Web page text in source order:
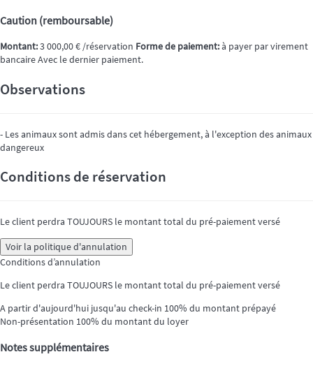
Caution (remboursable)
Montant:3 000,00 € /réservation Forme de paiement:à payer par virement
bancaireAvec le dernier paiement.
Observations
- Les animaux sont admis dans cet hébergement, à l'exception des animaux
dangereux
Conditions de réservation
Le client perdra TOUJOURS le montant total du pré-paiement versé
Voir la politique d'annulation
Conditions d’annulation
Le client perdra TOUJOURS le montant total du pré-paiement versé
A partir d'aujourd'hui jusqu'au check-in 100% du montant prépayé
Non-présentation 100% du montant du loyer
Notes supplémentaires